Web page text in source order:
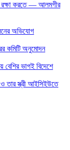
রক্ষা করতে — আলমগীর
অভিযোগ
কমিটি অনুমোদন
বেশির ভাগই বিদেশে
ও তার স্ত্রী আইসিইউতে